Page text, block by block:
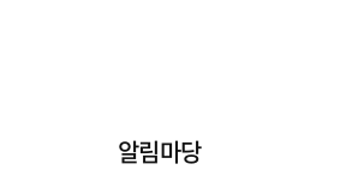
알림마당